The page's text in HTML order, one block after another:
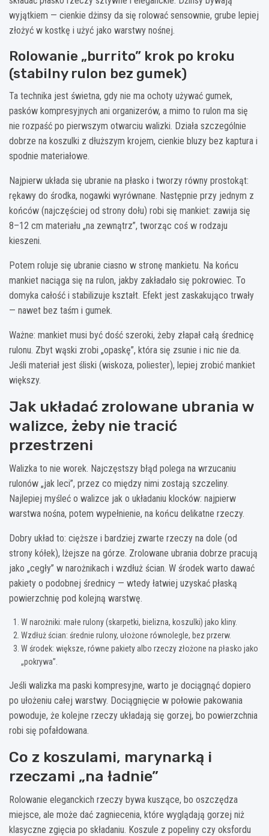
wyjątkiem — cienkie dżinsy da się rolować sensownie, grube lepiej
złożyć w kostkę i użyć jako warstwy nośnej.
Rolowanie „burrito” krok po kroku
(stabilny rulon bez gumek)
Ta technika jest świetna, gdy nie ma ochoty używać gumek,
pasków kompresyjnych ani organizerów, a mimo to rulon ma się
nie rozpaść po pierwszym otwarciu walizki. Działa szczególnie
dobrze na koszulki z dłuższym krojem, cienkie bluzy bez kaptura i
spodnie materiałowe.
Najpierw układa się ubranie na płasko i tworzy równy prostokąt:
rękawy do środka, nogawki wyrównane. Następnie przy jednym z
końców (najczęściej od strony dołu) robi się mankiet: zawija się
8–12 cm materiału „na zewnątrz”, tworząc coś w rodzaju
kieszeni.
Potem roluje się ubranie ciasno w stronę mankietu. Na końcu
mankiet naciąga się na rulon, jakby zakładało się pokrowiec. To
domyka całość i stabilizuje kształt. Efekt jest zaskakująco trwały
— nawet bez taśm i gumek.
Ważne: mankiet musi być dość szeroki, żeby złapał całą średnicę
rulonu. Zbyt wąski zrobi „opaskę”, która się zsunie i nic nie da.
Jeśli materiał jest śliski (wiskoza, poliester), lepiej zrobić mankiet
większy.
Jak układać zrolowane ubrania w
walizce, żeby nie tracić
przestrzeni
Walizka to nie worek. Najczęstszy błąd polega na wrzucaniu
rulonów „jak leci”, przez co między nimi zostają szczeliny.
Najlepiej myśleć o walizce jak o układaniu klocków: najpierw
warstwa nośna, potem wypełnienie, na końcu delikatne rzeczy.
Dobry układ to: cięższe i bardziej zwarte rzeczy na dole (od
strony kółek), lżejsze na górze. Zrolowane ubrania dobrze pracują
jako „cegły” w narożnikach i wzdłuż ścian. W środek warto dawać
pakiety o podobnej średnicy — wtedy łatwiej uzyskać płaską
powierzchnię pod kolejną warstwę.
W narożniki: małe rulony (skarpetki, bielizna, koszulki) jako kliny.
Wzdłuż ścian: średnie rulony, ułożone równolegle, bez przerw.
W środek: większe, równe pakiety albo rzeczy złożone na płasko jako
„pokrywa”.
Jeśli walizka ma paski kompresyjne, warto je dociągnąć dopiero
po ułożeniu całej warstwy. Dociągnięcie w połowie pakowania
powoduje, że kolejne rzeczy układają się gorzej, bo powierzchnia
robi się pofałdowana.
Co z koszulami, marynarką i
rzeczami „na ładnie”
Rolowanie eleganckich rzeczy bywa kuszące, bo oszczędza
miejsce, ale może dać zagniecenia, które wyglądają gorzej niż
klasyczne zgięcia po składaniu. Koszule z popeliny czy oksfordu